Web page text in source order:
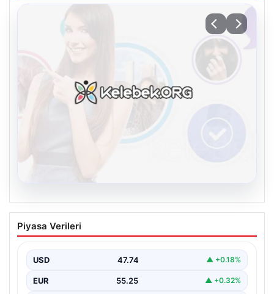
Kelebek.Org İle Sanal İletişimin Seviyeli
Adresi Ve Sohbet Deneyimi
oluşturması büyük bir hassasiyet ifade etmektedir.
Halen…
Piyasa Verileri
USD 47.74 ▲ +0.18%
EUR 55.25 ▲ +0.32%